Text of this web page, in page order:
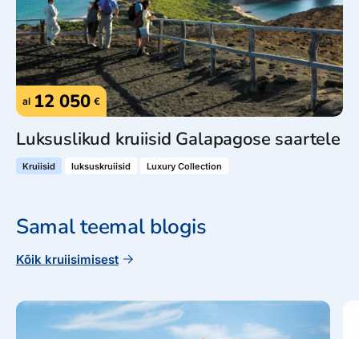
al 12 050 €
Luksuslikud kruiisid Galapagose saartele
Kruiisid luksuskruiisid Luxury Collection
Samal teemal blogis
Kõik kruiisimisest